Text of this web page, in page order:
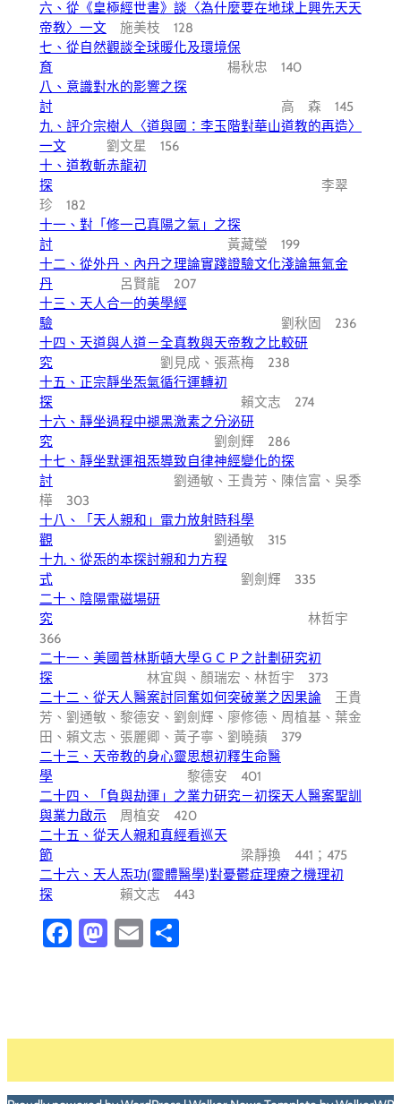
六、從《皇極經世書》談〈為什麼要在地球上興先天天
帝教〉一文 施美枝 128
七、從自然觀談全球暖化及環境保
育 楊秋忠 140
八、意識對水的影響之探
討 高 森 145
九、評介宗樹人〈道與國：李玉階對華山道教的再造〉
一文 劉文星 156
十、道教斬赤龍初
探 李翠
珍 182
十一、對「修一己真陽之氣」之探
討 黃藏瑩 199
十二、從外丹、內丹之理論實踐證驗文化淺論無氣金
丹 呂賢龍 207
十三、天人合一的美學經
驗 劉秋固 236
十四、天道與人道－全真教與天帝教之比較研
究 劉見成、張燕梅 238
十五、正宗靜坐炁氣循行運轉初
探 賴文志 274
十六、靜坐過程中褪黑激素之分泌研
究 劉劍輝 286
十七、靜坐默運祖炁導致自律神經變化的探
討 劉通敏、王貴芳、陳信富、吳季
樺 303
十八、「天人親和」電力放射時科學
觀 劉通敏 315
十九、從炁的本探討親和力方程
式 劉劍輝 335
二十、陰陽電磁場研
究 林哲宇
366
二十一、美國普林斯頓大學ＧＣＰ之計劃研究初
探 林宜與、顏瑞宏、林哲宇 373
二十二、從天人醫案討同奮如何突破業之因果論 王貴
芳、劉通敏、黎德安、劉劍輝、廖修德、周植基、葉金
田、賴文志、張麗卿、黃子寧、劉曉蘋 379
二十三、天帝教的身心靈思想初釋生命醫
學 黎德安 401
二十四、「負與劫運」之業力研究－初探天人醫案聖訓
與業力啟示 周植安 420
二十五、從天人親和真經看巡天
節 梁靜換 441；475
二十六、天人炁功(靈體醫學)對憂鬱症理療之機理初
探 賴文志 443
Facebook
Mastodon
Email